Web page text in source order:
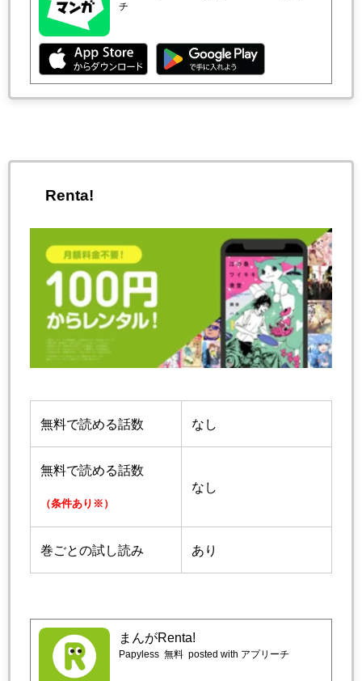
チ
Renta!
無料で読める話数 なし
無料で読める話数
（条件あり※）
なし
巻ごとの試し読み あり
まんがRenta!
Papyless 無料 posted with アプリーチ